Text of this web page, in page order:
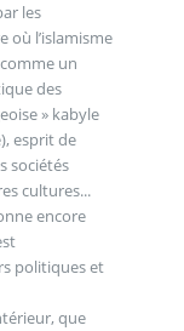
les
où l’islamisme
un
des
» kabyle
esprit de
sociétés
cultures...
encore
politiques et
que